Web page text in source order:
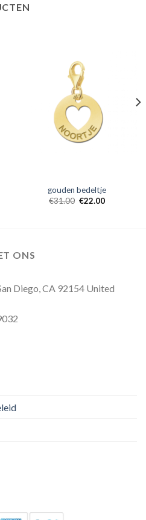
gouden bedeltje
€31.00 €22.00
ONS
Diego, CA 92154 United